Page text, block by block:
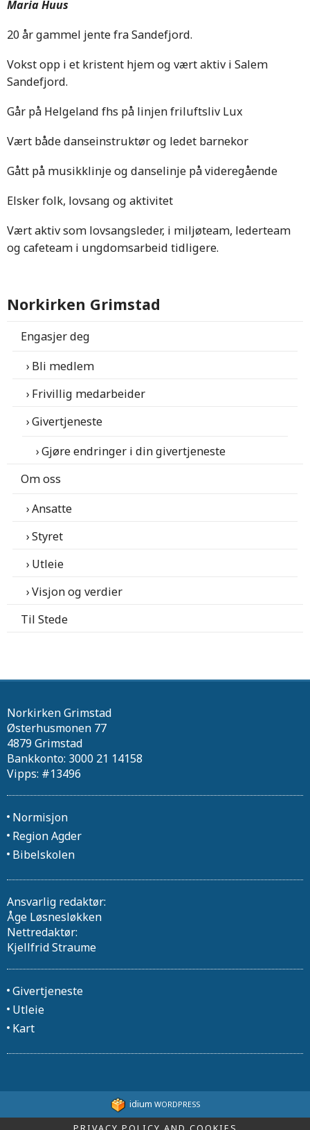
Maria Huus
20 år gammel jente fra Sandefjord.
Vokst opp i et kristent hjem og vært aktiv i Salem
Sandefjord.
Går på Helgeland fhs på linjen friluftsliv Lux
Vært både danseinstruktør og ledet barnekor
Gått på musikklinje og danselinje på videregående
Elsker folk, lovsang og aktivitet
Vært aktiv som lovsangsleder, i miljøteam, lederteam
og cafeteam i ungdomsarbeid tidligere.
Norkirken Grimstad
Engasjer deg
Bli medlem
Frivillig medarbeider
Givertjeneste
Gjøre endringer i din givertjeneste
Om oss
Ansatte
Styret
Utleie
Visjon og verdier
Til Stede
Norkirken Grimstad
Østerhusmonen 77
4879 Grimstad
Bankkonto: 3000 21 14158
Vipps: #13496
Normisjon
Region Agder
Bibelskolen
Ansvarlig redaktør:
Åge Løsnesløkken
Nettredaktør:
Kjellfrid Straume
Givertjeneste
Utleie
Kart
idium WORDPRESS